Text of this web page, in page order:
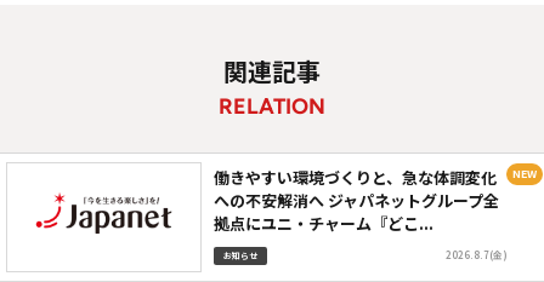
関連記事
RELATION
働きやすい環境づくりと、急な体調変化
への不安解消へ ジャパネットグループ全
拠点にユニ・チャーム『どこ...
お知らせ 2026.8.7(金)